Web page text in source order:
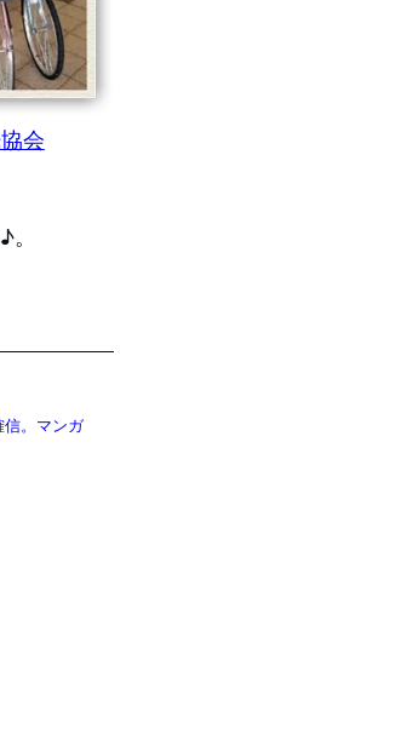
会
。マンガ